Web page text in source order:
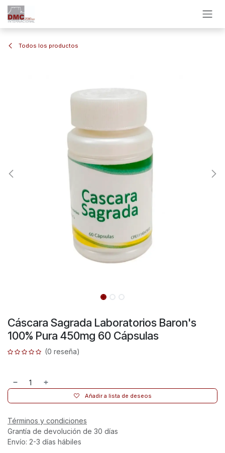
Todos los productos
Cáscara Sagrada Laboratorios Baron's
100% Pura 450mg 60 Cápsulas
(0 reseña)
Añadir a lista de deseos
Términos y condiciones
Grantía de devolución de 30 días
Envío: 2-3 días hábiles